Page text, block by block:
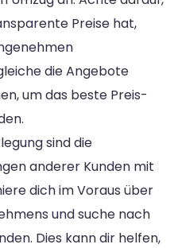
Preise hat,
die Angebote
um das beste Preis-
sind die
anderer Kunden mit
dich im Voraus über
und suche nach
Dies kann dir helfen,